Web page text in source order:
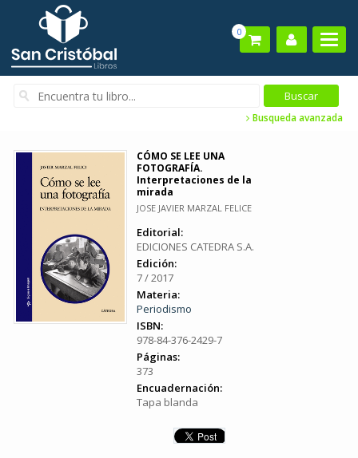
0
Busqueda avanzada
CÓMO SE LEE UNA
FOTOGRAFÍA.
Interpretaciones de la
mirada
JOSE JAVIER MARZAL FELICE
Editorial:
EDICIONES CATEDRA S.A.
Edición:
7 / 2017
Materia:
Periodismo
ISBN:
978-84-376-2429-7
Páginas:
373
Encuadernación:
Tapa blanda